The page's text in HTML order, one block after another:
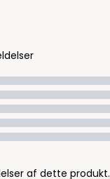
af dette produkt.